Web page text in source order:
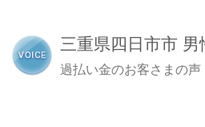
三重県四日市市 男
過払い金のお客さまの声